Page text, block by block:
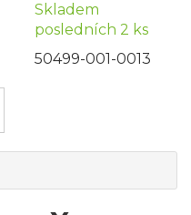
Skladem
posledních 2 ks
50499-001-0013